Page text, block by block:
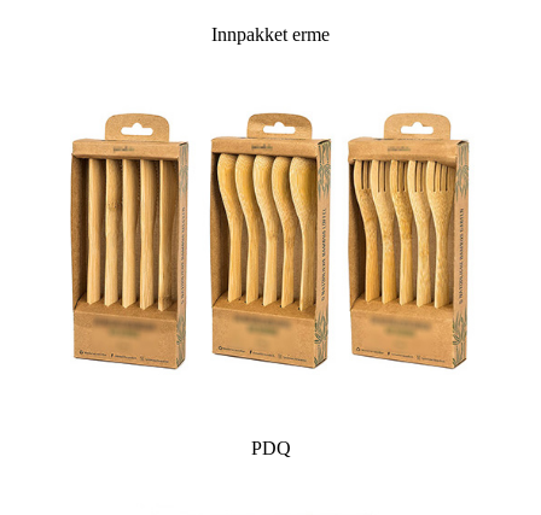
Innpakket erme
PDQ